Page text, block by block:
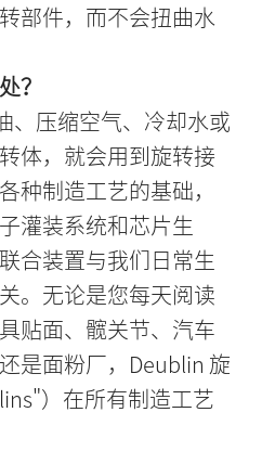
部件，而不会扭曲水
？
、压缩空气、冷却水或
体，就会用到旋转接
种制造工艺的基础，
灌装系统和芯片生
合装置与我们日常生
。无论是您每天阅读
贴面、髋关节、汽车
是面粉厂，Deublin 旋
）在所有制造工艺